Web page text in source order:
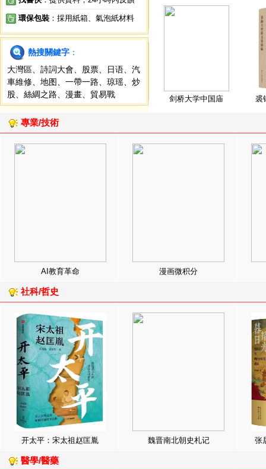
環保包裝 ：採用紙箱、氣泡紙材料
熱搜關鍵字 ：
大灣區
詩詞大會 股票 日语
汽
車維修
地图 一帶一路 琼瑶
炒
股
絲綢之路 漫畫 貿易戰 剑桥大学中国庙 裘
專業/技術
AI教育革命 漫画微积分
社科/哲史
开太平：宋太祖赵匡胤 魏晋南北朝史札记 张
醫學/醫藥